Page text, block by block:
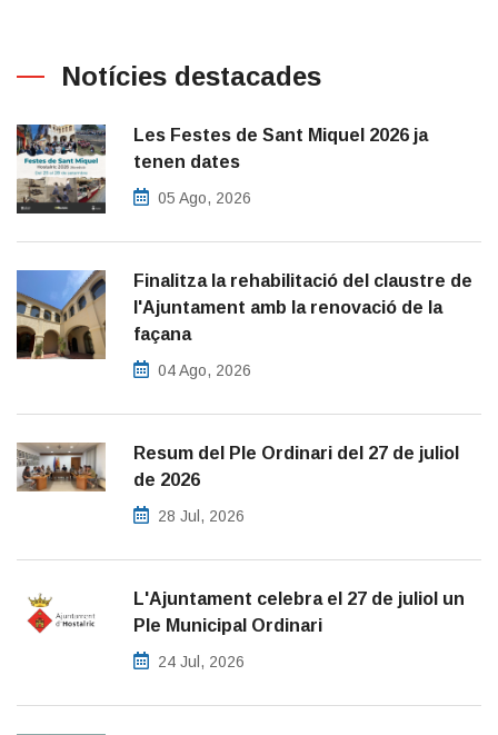
Notícies destacades
Les Festes de Sant Miquel 2026 ja
tenen dates
05 Ago, 2026
Finalitza la rehabilitació del claustre de
l'Ajuntament amb la renovació de la
façana
04 Ago, 2026
Resum del Ple Ordinari del 27 de juliol
de 2026
28 Jul, 2026
L'Ajuntament celebra el 27 de juliol un
Ple Municipal Ordinari
24 Jul, 2026